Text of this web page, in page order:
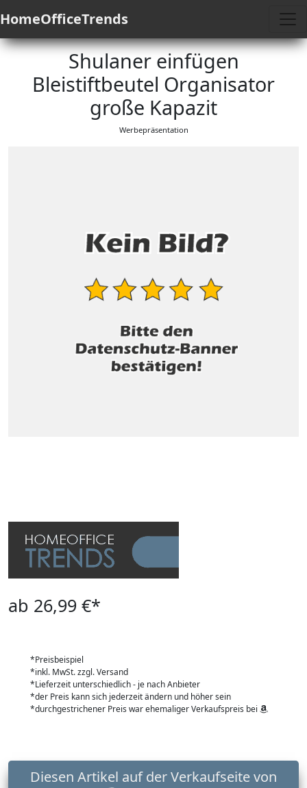
HomeOfficeTrends
Shulaner einfügen
Bleistiftbeutel Organisator
große Kapazit
Werbepräsentation
ab 26,99 €*
*Preisbeispiel
*inkl. MwSt. zzgl. Versand
*Lieferzeit unterschiedlich - je nach Anbieter
*der Preis kann sich jederzeit ändern und höher sein
*durchgestrichener Preis war ehemaliger Verkaufspreis bei